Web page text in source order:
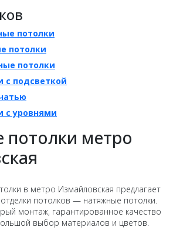
потолки
потолки
потолки
с подсветкой
c уровнями
метро
в метро Измайловская предлагает
потолков — натяжные потолки.
монтаж, гарантированное качество
выбор материалов и цветов.